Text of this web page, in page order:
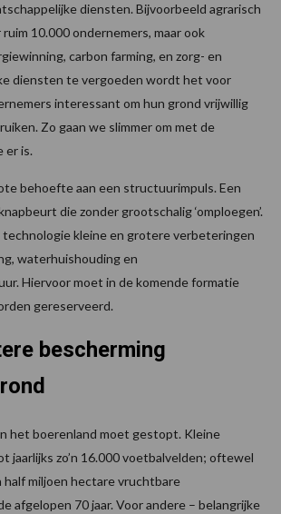
diensten. Bijvoorbeeld agrarisch
10.000 ondernemers, maar ook
carbon farming, en zorg- en
diensten te vergoeden wordt het voor
interessant om hun grond vrijwillig
Zo gaan we slimmer om met de
er is.
behoefte aan een structuurimpuls. Een
die zonder grootschalig ‘omploegen’.
technologie kleine en grotere verbeteringen
waterhuishouding en
Hiervoor moet in de komende formatie
gereserveerd.
bescherming
het boerenland moet gestopt. Kleine
jaarlijks zo’n 16.000 voetbalvelden; oftewel
half miljoen hectare vruchtbare
afgelopen 70 jaar. Voor andere – belangrijke